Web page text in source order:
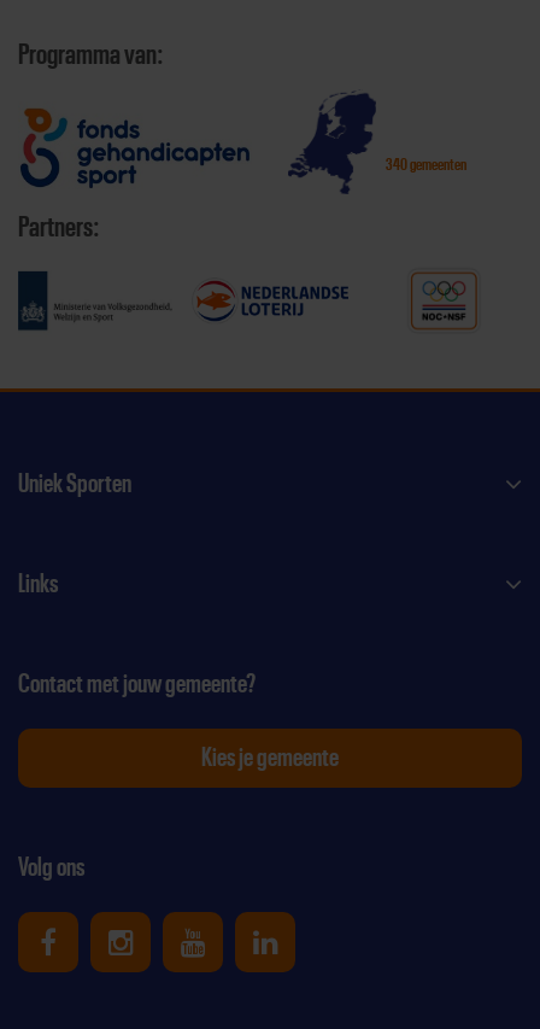
Programma van:
340 gemeenten
Partners:
Uniek Sporten
Links
Volg ons
Uniek Sporten op Facebook
Uniek Sporten op Instagram
Uniek Sporten op Youtube
Uniek Sporten op
Contact met jouw gemeente?
Kies je gemeente